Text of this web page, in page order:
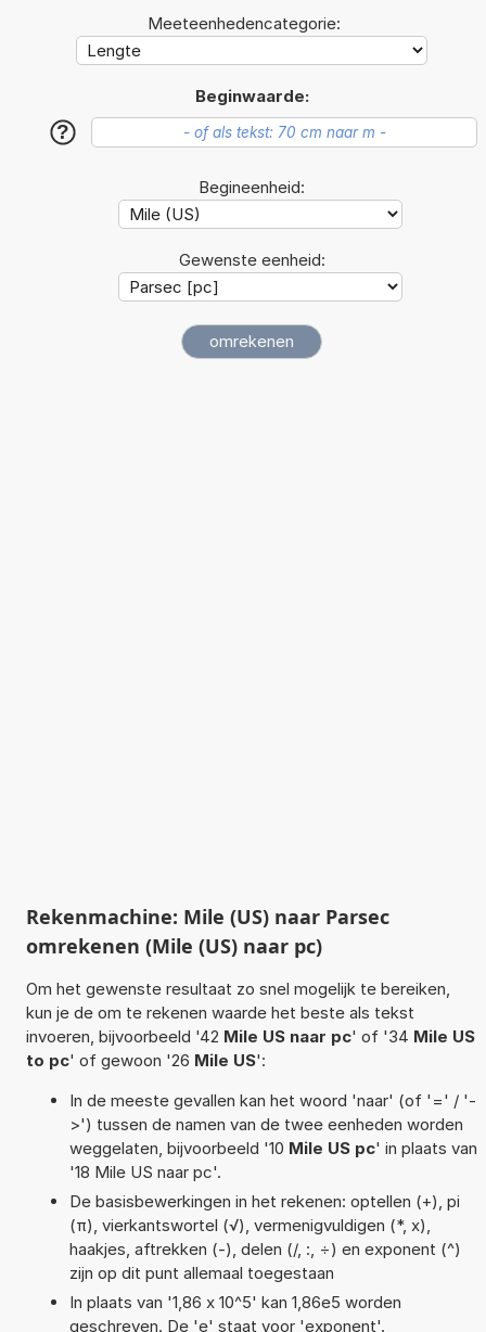
Meeteenhedencategorie:
Beginwaarde:
?
Begineenheid:
Gewenste eenheid:
Rekenmachine: Mile (US) naar Parsec
omrekenen (Mile (US) naar pc)
Om het gewenste resultaat zo snel mogelijk te bereiken,
kun je de om te rekenen waarde het beste als tekst
invoeren, bijvoorbeeld '42 Mile US naar pc' of '34 Mile US
to pc' of gewoon '26 Mile US':
In de meeste gevallen kan het woord 'naar' (of '=' / '-
>') tussen de namen van de twee eenheden worden
weggelaten, bijvoorbeeld '10 Mile US pc' in plaats van
'18 Mile US naar pc'.
De basisbewerkingen in het rekenen: optellen (+), pi
(π), vierkantswortel (√), vermenigvuldigen (*, x),
haakjes, aftrekken (-), delen (/, :, ÷) en exponent (^)
zijn op dit punt allemaal toegestaan
In plaats van '1,86 x 10^5' kan 1,86e5 worden
geschreven. De 'e' staat voor 'exponent'.